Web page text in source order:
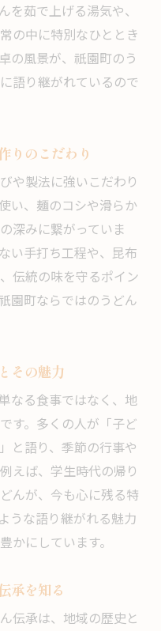
を茹で上げる湯気や、
の中に特別なひととき
の風景が、祇園町のう
語り継がれているので
りのこだわり
や製法に強いこだわり
い、麺のコシや滑らか
深みに繋がっていま
い手打ち工程や、昆布
伝統の味を守るポイン
園町ならではのうどん
その魅力
なる食事ではなく、地
す。多くの人が「子ど
と語り、季節の行事や
えば、学生時代の帰り
んが、今も心に残る特
うな語り継がれる魅力
かにしています。
承を知る
伝承は、地域の歴史と